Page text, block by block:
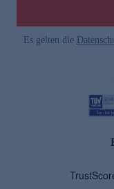
Es gelten die